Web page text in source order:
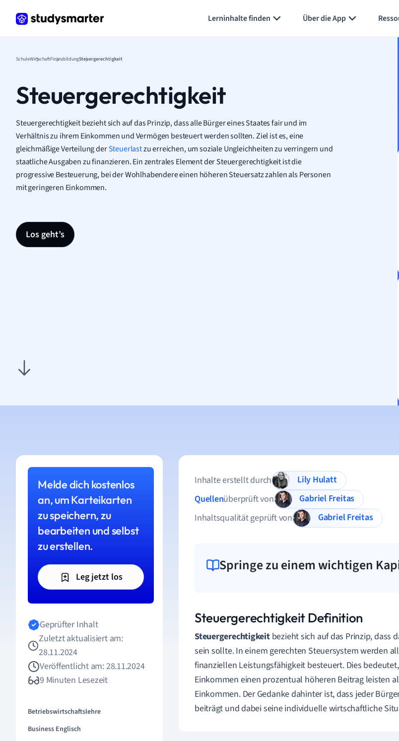
Lerninhalte finden Über die App
SchuleWirtschaftFinanzbildungSteuergerechtigkeit
Steuergerechtigkeit
Steuergerechtigkeit bezieht sich auf das Prinzip, dass alle Bürger eines Staates fair und im
Verhältnis zu ihrem Einkommen und Vermögen besteuert werden sollten. Ziel ist es, eine
gleichmäßige Verteilung derSteuerlastzu erreichen, um soziale Ungleichheiten zu verringern und
staatliche Ausgaben zu finanzieren. Ein zentrales Element der Steuergerechtigkeit ist die
progressive Besteuerung, bei der Wohlhabendere einen höheren Steuersatz zahlen als Personen
mit geringeren Einkommen.
Los geht’s
Melde dich kostenlos
an, um Karteikarten
zu speichern, zu
bearbeiten und selbst
zu erstellen.
Leg jetzt los
Geprüfter Inhalt
Zuletzt aktualisiert am:
28.11.2024
Veröffentlicht am: 28.11.2024
9 Minuten Lesezeit
Betriebswirtschaftslehre
Business Englisch
Inhalte erstellt durch
Lily Hulatt
Quellenüberprüft von
Gabriel Freitas
Inhaltsqualität geprüft von
Gabriel Freitas
Springe zu einem wichtigen
Steuergerechtigkeit Definition
Steuergerechtigkeitbezieht sich auf das Prinzip, dass
sein sollte. In einem gerechten Steuersystem werden
finanziellen Leistungsfähigkeit besteuert. Dies
Einkommen einen prozentual höheren Beitrag leisten
Einkommen. Der Gedanke dahinter ist, dass jeder
beiträgt und dabei seine individuelle wirtschaftliche